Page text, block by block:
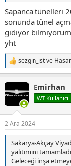
Sapanca tünelleri
sonunda tünel
gidiyor
yht
T
e
i
sezgin_istve
Emirhan
WT Kullanıcı
2 Ara 2024
Sakarya-Akçay
yalıtımını
Geleceği inşa